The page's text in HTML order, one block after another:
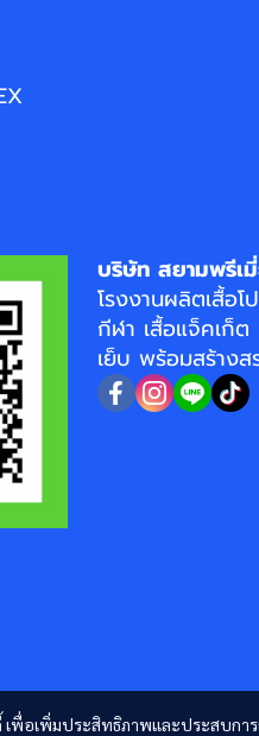
เพื่อเพิ่มประสิทธิภาพและประสบกา
บริษัท สยามพรีเ
โรงงานผลิตเสื้อโ
กีฬา เสื้อแจ็คเก็ต
เย็บ พร้อมสร้าง